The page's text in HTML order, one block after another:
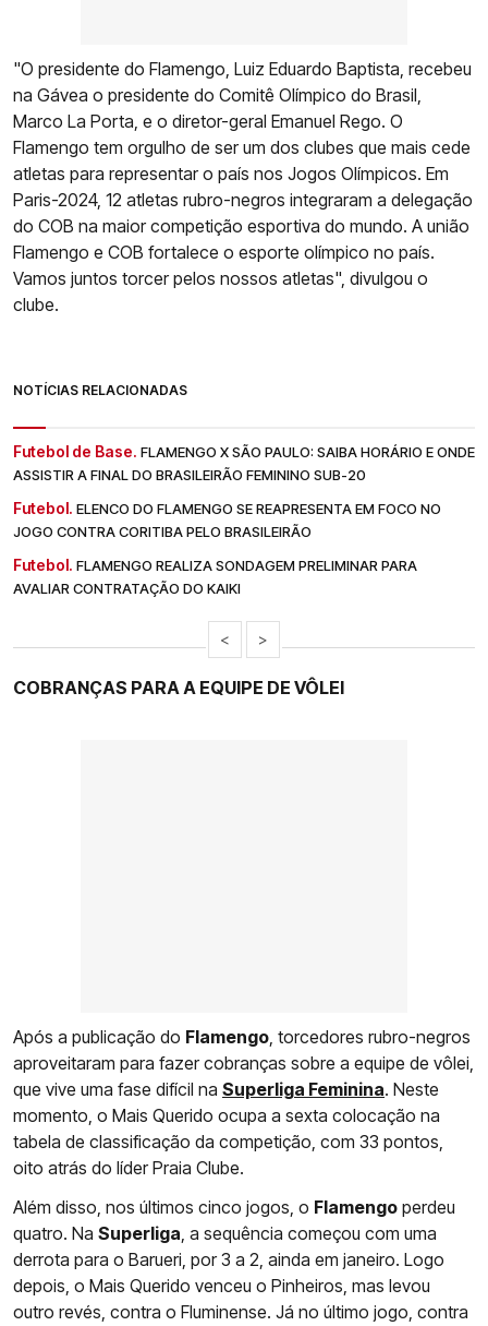
"O presidente do Flamengo, Luiz Eduardo Baptista, recebeu
na Gávea o presidente do Comitê Olímpico do Brasil,
Marco La Porta, e o diretor-geral Emanuel Rego. O
Flamengo tem orgulho de ser um dos clubes que mais cede
atletas para representar o país nos Jogos Olímpicos. Em
Paris-2024, 12 atletas rubro-negros integraram a delegação
do COB na maior competição esportiva do mundo. A união
Flamengo e COB fortalece o esporte olímpico no país.
Vamos juntos torcer pelos nossos atletas", divulgou o
clube.
NOTÍCIAS RELACIONADAS
Futebol de Base. FLAMENGO X SÃO PAULO: SAIBA HORÁRIO E ONDE
ASSISTIR A FINAL DO BRASILEIRÃO FEMININO SUB-20
Futebol. ELENCO DO FLAMENGO SE REAPRESENTA EM FOCO NO
JOGO CONTRA CORITIBA PELO BRASILEIRÃO
Futebol. FLAMENGO REALIZA SONDAGEM PRELIMINAR PARA
AVALIAR CONTRATAÇÃO DO KAIKI
< >
COBRANÇAS PARA A EQUIPE DE VÔLEI
Após a publicação do Flamengo, torcedores rubro-negros
aproveitaram para fazer cobranças sobre a equipe de vôlei,
que vive uma fase difícil na Superliga Feminina. Neste
momento, o Mais Querido ocupa a sexta colocação na
tabela de classificação da competição, com 33 pontos,
oito atrás do líder Praia Clube.
Além disso, nos últimos cinco jogos, o Flamengo perdeu
quatro. Na Superliga, a sequência começou com uma
derrota para o Barueri, por 3 a 2, ainda em janeiro. Logo
depois, o Mais Querido venceu o Pinheiros, mas levou
outro revés, contra o Fluminense. Já no último jogo, contra